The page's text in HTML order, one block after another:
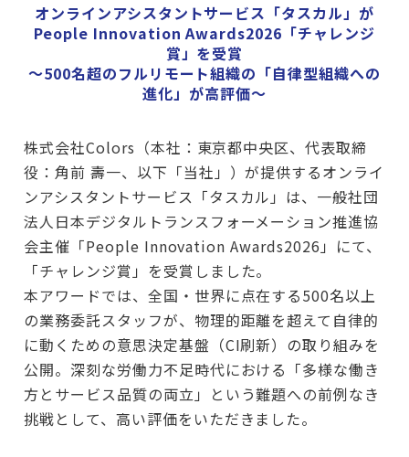
オンラインアシスタントサービス「タスカル」が
People Innovation Awards2026「チャレンジ
賞」を受賞
～500名超のフルリモート組織の「自律型組織への
進化」が高評価～
株式会社Colors（本社：東京都中央区、代表取締
役：角前 壽一、以下「当社」）が提供するオンライ
ンアシスタントサービス「タスカル」は、一般社団
法人日本デジタルトランスフォーメーション推進協
会主催「People Innovation Awards2026」にて、
「チャレンジ賞」を受賞しました。
本アワードでは、全国・世界に点在する500名以上
の業務委託スタッフが、物理的距離を超えて自律的
に動くための意思決定基盤（CI刷新）の取り組みを
公開。深刻な労働力不足時代における「多様な働き
方とサービス品質の両立」という難題への前例なき
挑戦として、高い評価をいただきました。